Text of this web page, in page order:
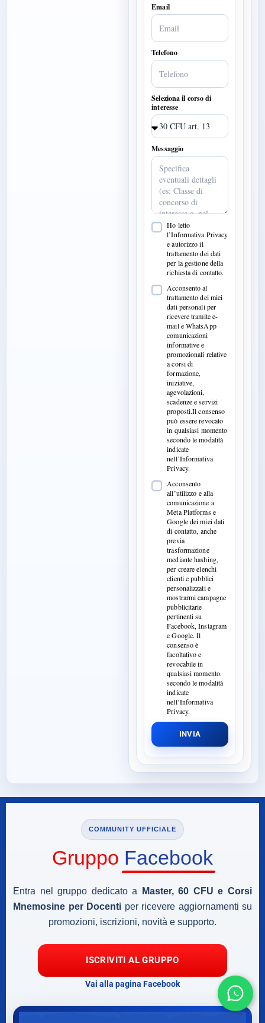
Email
Telefono
Seleziona il corso di
interesse
Messaggio
Ho letto
l’Informativa Privacy
e autorizzo il
trattamento dei dati
per la gestione della
richiesta di contatto.
Acconsento al
trattamento dei miei
dati personali per
ricevere tramite e-
mail e WhatsApp
comunicazioni
informative e
promozionali relative
a corsi di
formazione,
iniziative,
agevolazioni,
scadenze e servizi
proposti.Il consenso
può essere revocato
in qualsiasi momento
secondo le modalità
indicate
nell’Informativa
Privacy.
Acconsento
all’utilizzo e alla
comunicazione a
Meta Platforms e
Google dei miei dati
di contatto, anche
previa
trasformazione
mediante hashing,
per creare elenchi
clienti e pubblici
personalizzati e
mostrarmi campagne
pubblicitarie
pertinenti su
Facebook, Instagram
e Google. Il
consenso è
facoltativo e
revocabile in
qualsiasi momento.
secondo le modalità
indicate
nell’Informativa
Privacy.
INVIA
COMMUNITY UFFICIALE
Gruppo Facebook
Entra nel gruppo dedicato a
Master, 60 CFU e Corsi
Mnemosine per Docenti per ricevere aggiornamenti su
promozioni, iscrizioni, novità e supporto.
ISCRIVITI AL GRUPPO
Vai alla pagina Facebook